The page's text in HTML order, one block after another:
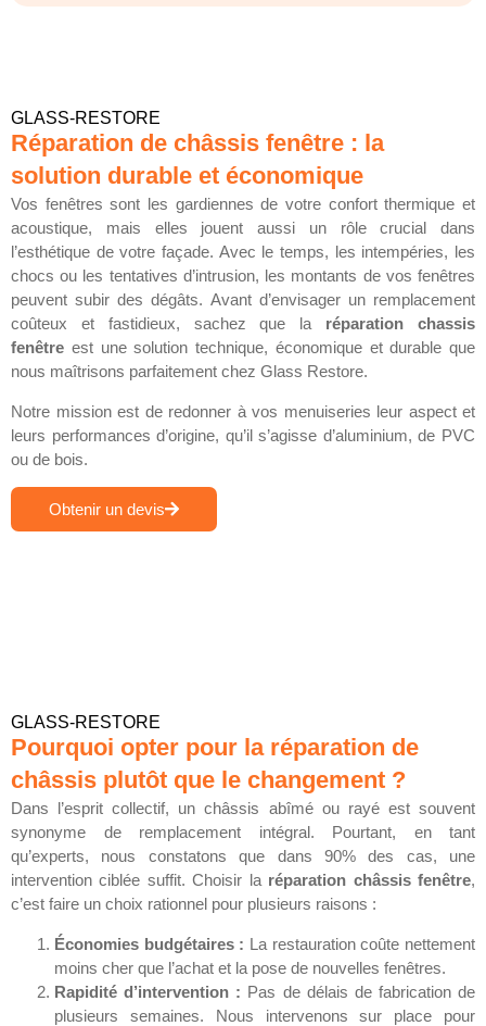
GLASS-RESTORE
Réparation de châssis fenêtre : la
solution durable et économique
Vos fenêtres sont les gardiennes de votre confort thermique et
acoustique, mais elles jouent aussi un rôle crucial dans
l’esthétique de votre façade. Avec le temps, les intempéries, les
chocs ou les tentatives d’intrusion, les montants de vos fenêtres
peuvent subir des dégâts. Avant d’envisager un remplacement
coûteux et fastidieux, sachez que la réparation chassis
fenêtre est une solution technique, économique et durable que
nous maîtrisons parfaitement chez Glass Restore.
Notre mission est de redonner à vos menuiseries leur aspect et
leurs performances d’origine, qu’il s’agisse d’aluminium, de PVC
ou de bois.
Obtenir un devis
GLASS-RESTORE
Pourquoi opter pour la réparation de
châssis plutôt que le changement ?
Dans l’esprit collectif, un châssis abîmé ou rayé est souvent
synonyme de remplacement intégral. Pourtant, en tant
qu’experts, nous constatons que dans 90% des cas, une
intervention ciblée suffit. Choisir la réparation châssis fenêtre,
c’est faire un choix rationnel pour plusieurs raisons :
Économies budgétaires : La restauration coûte nettement
moins cher que l’achat et la pose de nouvelles fenêtres.
Rapidité d’intervention : Pas de délais de fabrication de
plusieurs semaines. Nous intervenons sur place pour